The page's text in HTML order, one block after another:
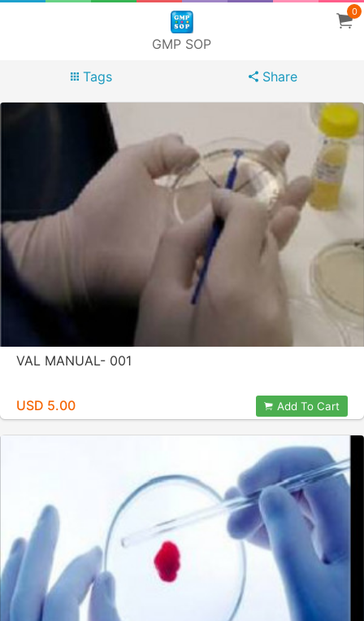
GMP SOP
0
Tags Share
VAL MANUAL- 001
USD 5.00 Add To Cart